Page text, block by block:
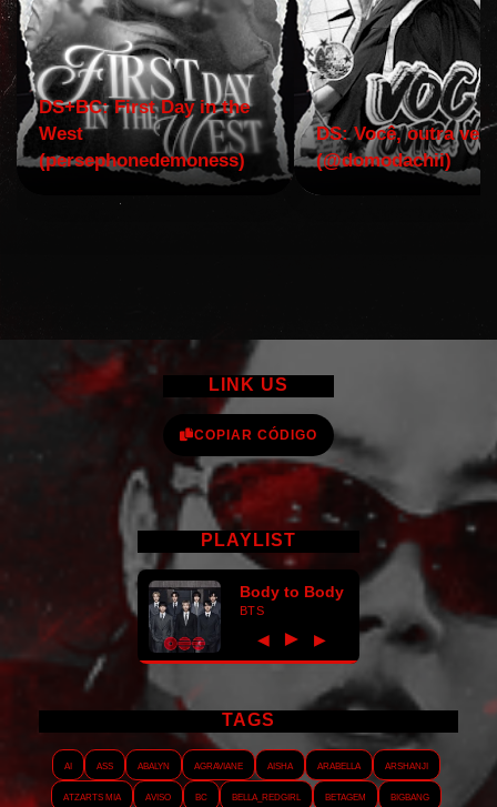
DS+BC: First Day in the
West
(persephonedemoness)
DS: Você, outra vez!
(@domodachii)
LINK US
COPIAR CÓDIGO
PLAYLIST
Body to Body
BTS
◀ ► ▶
TAGS
AI ASS Abalyn Agraviane Aisha Arabella
Arshanji
Atzarts Mia
Aviso BC Bella_RedGirl Betagem Bigbang